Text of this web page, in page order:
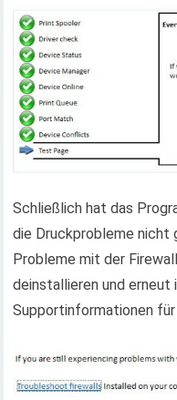
Schließlich hat das
die Druckprobleme nicht
Probleme mit der
deinstallieren und erneut
Supportinformationen